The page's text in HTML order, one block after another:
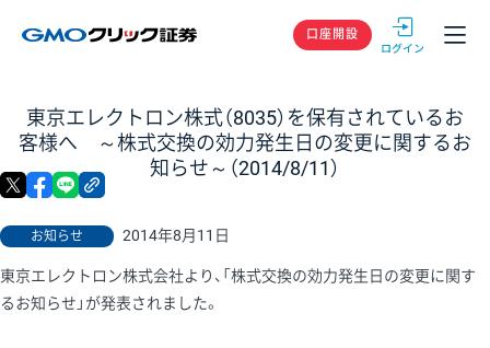
GMOクリック
口座開設
東京エレクトロン株式（8035）を保有されているお
客様へ ～株式交換の効力発生日の変更に関するお
知らせ～（2014/8/11）
お知らせ 2014年8月11日
X facebook
東京エレクトロン株式会社より、「株式交換の効力発生日の変更に関す
るお知らせ」が発表されました。